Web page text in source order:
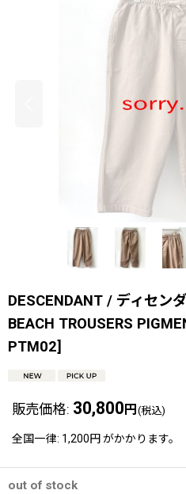
DESCENDANT / ディセン
BEACH TROUSERS
PTM02]
販売価格: 30,800 円 (税込)
全国一律: 1,200円 がかかります。
out of stock